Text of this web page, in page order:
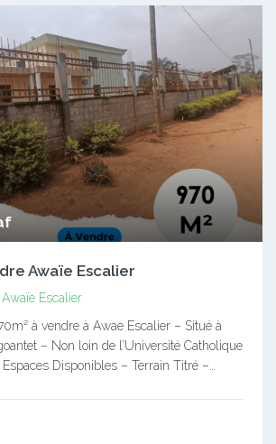
Awaïe Escalier
Awaïe Escalier
à vendre à Awae Escalier – Situé à
– Non loin de l’Université Catholique
Disponibles – Terrain Titré –…